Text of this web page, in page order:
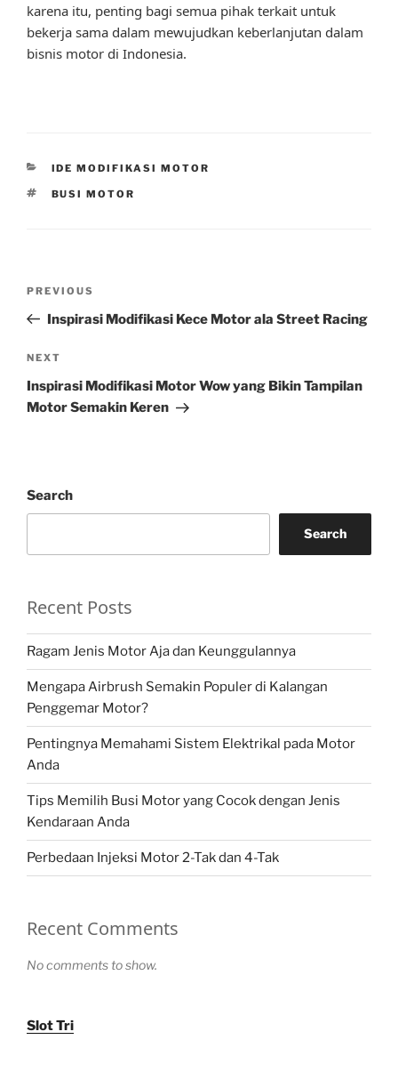
karena itu, penting bagi semua pihak terkait untuk
bekerja sama dalam mewujudkan keberlanjutan dalam
bisnis motor di Indonesia.
CATEGORIES
IDE MODIFIKASI MOTOR
TAGS
BUSI MOTOR
Previous
Post
PREVIOUS
Inspirasi Modifikasi Kece Motor ala Street Racing
Next
Post
NEXT
Inspirasi Modifikasi Motor Wow yang Bikin Tampilan
Motor Semakin Keren
Search
Search
Recent Posts
Ragam Jenis Motor Aja dan Keunggulannya
Mengapa Airbrush Semakin Populer di Kalangan
Penggemar Motor?
Pentingnya Memahami Sistem Elektrikal pada Motor
Anda
Tips Memilih Busi Motor yang Cocok dengan Jenis
Kendaraan Anda
Perbedaan Injeksi Motor 2-Tak dan 4-Tak
Recent Comments
No comments to show.
Slot Tri